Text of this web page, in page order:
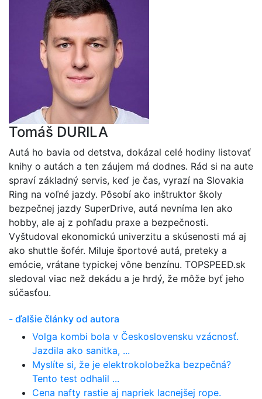
Tomáš DURILA
Autá ho bavia od detstva, dokázal celé hodiny listovať
knihy o autách a ten záujem má dodnes. Rád si na aute
spraví základný servis, keď je čas, vyrazí na Slovakia
Ring na voľné jazdy. Pôsobí ako inštruktor školy
bezpečnej jazdy SuperDrive, autá nevníma len ako
hobby, ale aj z pohľadu praxe a bezpečnosti.
Vyštudoval ekonomickú univerzitu a skúsenosti má aj
ako shuttle šofér. Miluje športové autá, preteky a
emócie, vrátane typickej vône benzínu. TOPSPEED.sk
sledoval viac než dekádu a je hrdý, že môže byť jeho
súčasťou.
- ďalšie články od autora
Volga kombi bola v Československu vzácnosť.
Jazdila ako sanitka, ...
Myslíte si, že je elektrokolobežka bezpečná?
Tento test odhalil ...
Cena nafty rastie aj napriek lacnejšej rope.